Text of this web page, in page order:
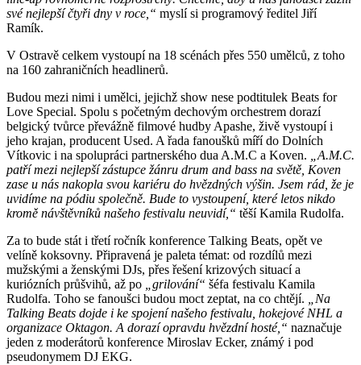
své nejlepší čtyři dny v roce,“ myslí si programový ředitel Jiří
Ramík.
V Ostravě celkem vystoupí na 18 scénách přes 550 umělců, z toho
na 160 zahraničních headlinerů.
Budou mezi nimi i umělci, jejichž show nese podtitulek Beats for
Love Special. Spolu s početným dechovým orchestrem dorazí
belgický tvůrce převážně filmové hudby Apashe, živě vystoupí i
jeho krajan, producent Used. A řada fanoušků míří do Dolních
Vítkovic i na spolupráci partnerského dua A.M.C a Koven.
„A.M.C.
patří mezi nejlepší zástupce žánru drum and bass na světě, Koven
zase u nás nakopla svou kariéru do hvězdných výšin. Jsem rád, že je
uvidíme na pódiu společně. Bude to vystoupení, které letos nikdo
kromě návštěvníků našeho festivalu neuvidí,“ těší Kamila Rudolfa.
Za to bude stát i třetí ročník konference Talking Beats, opět ve
velíně koksovny. Připravená je paleta témat: od rozdílů mezi
mužskými a ženskými DJs, přes řešení krizových situací a
kuriózních průšvihů, až po
„grilování“ šéfa festivalu Kamila
Rudolfa. Toho se fanoušci budou moct zeptat, na co chtějí.
„Na
Talking Beats dojde i ke spojení našeho festivalu, hokejové NHL a
organizace Oktagon. A dorazí opravdu hvězdní hosté,“ naznačuje
jeden z moderátorů konference Miroslav Ecker, známý i pod
pseudonymem DJ EKG.